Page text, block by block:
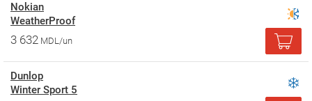
Nokian
WeatherProof
3 632 MDL/un
Dunlop
Winter Sport 5